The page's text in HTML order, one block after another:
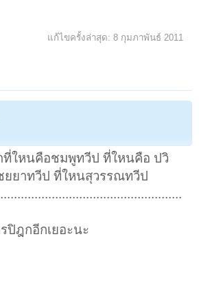
แก้ไขครั้งล่าสุด: 8 กุมภาพันธ์ 2011
ที่ใหนคือชมพูทวีป ที่ใหนคือ ปวิ
ยยาทวีป ที่ใหนสุวรรณทวีป
ปิฎกอีกเยอะนะ